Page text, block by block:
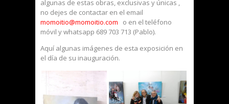
algunas de estas obras, exclusivas y únicas ,
no dejes de contactar en el email
momoitio@momoitio.com o en el teléfono
móvil y whatsapp 689 703 713 (Pablo).
Aquí algunas imágenes de esta exposición en
el día de su inauguración.